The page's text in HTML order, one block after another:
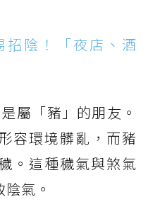
陰！「夜店、酒
屬「豬」的朋友。
容環境髒亂，而豬
。這種穢氣與煞氣
氣。